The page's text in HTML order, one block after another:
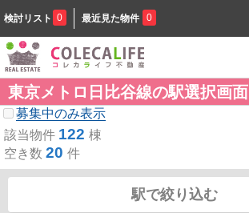
検討リスト 0 最近見た物件 0
東京メトロ日比谷線の駅選択画面
募集中のみ表示
該当物件 122 棟
空き数 20 件
駅で絞り込む